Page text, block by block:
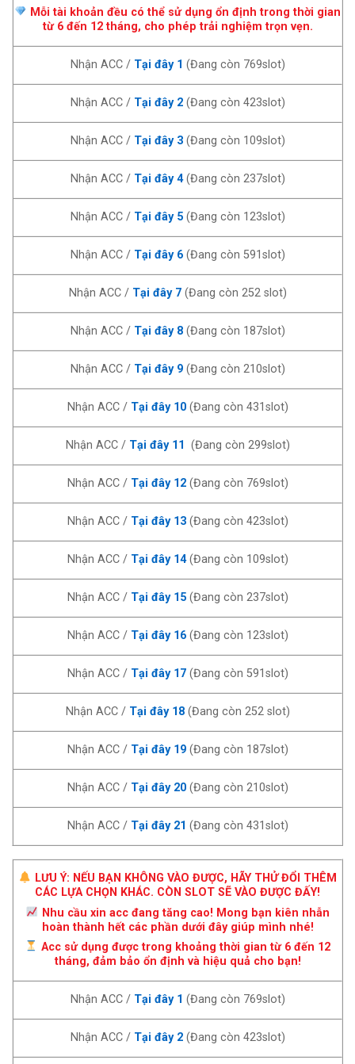
Mỗi tài khoản đều có thể sử dụng ổn định trong thời gian
từ 6 đến 12 tháng, cho phép trải nghiệm trọn vẹn.
Nhận ACC / Tại đây 1 (Đang còn 769slot)
Nhận ACC / Tại đây 2(Đang còn 423slot)
Nhận ACC / Tại đây 3(Đang còn 109slot)
Nhận ACC / Tại đây 4(Đang còn 237slot)
Nhận ACC / Tại đây 5(Đang còn 123slot)
Nhận ACC / Tại đây 6(Đang còn 591slot)
Nhận ACC / Tại đây 7(Đang còn 252 slot)
Nhận ACC / Tại đây 8(Đang còn 187slot)
Nhận ACC / Tại đây 9(Đang còn 210slot)
Nhận ACC / Tại đây 10(Đang còn 431slot)
Nhận ACC / Tại đây 11 (Đang còn 299slot)
Nhận ACC / Tại đây 12(Đang còn 769slot)
Nhận ACC / Tại đây 13(Đang còn 423slot)
Nhận ACC / Tại đây 14(Đang còn 109slot)
Nhận ACC / Tại đây 15(Đang còn 237slot)
Nhận ACC / Tại đây 16(Đang còn 123slot)
Nhận ACC /Tại đây 17(Đang còn 591slot)
Nhận ACC / Tại đây 18 (Đang còn 252 slot)
Nhận ACC / Tại đây 19 (Đang còn 187slot)
Nhận ACC / Tại đây 20(Đang còn 210slot)
Nhận ACC / Tại đây 21 (Đang còn 431slot)
LƯU Ý: NẾU BẠN KHÔNG VÀO ĐƯỢC, HÃY THỬ ĐỔI THÊM
CÁC LỰA CHỌN KHÁC. CÒN SLOT SẼ VÀO ĐƯỢC ĐẤY!
Nhu cầu xin acc đang tăng cao! Mong bạn kiên nhẫn
hoàn thành hết các phần dưới đây giúp mình nhé!
Acc sử dụng được trong khoảng thời gian từ 6 đến 12
tháng, đảm bảo ổn định và hiệu quả cho bạn!
Nhận ACC / Tại đây 1 (Đang còn 769slot)
Nhận ACC / Tại đây 2(Đang còn 423slot)